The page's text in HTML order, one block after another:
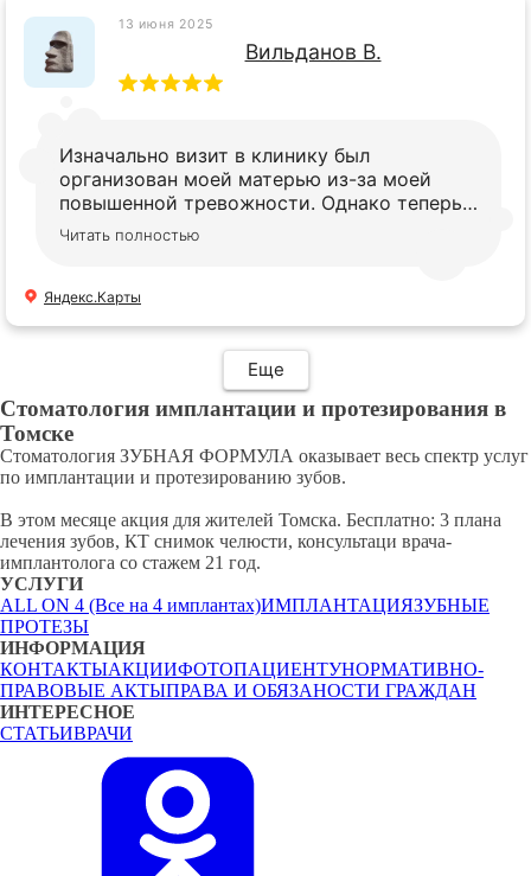
13 июня 2025
Вильданов В.
Изначально визит в клинику был
организован моей матерью из-за моей
повышенной тревожности. Однако теперь
я с уверенностью могу заявить, что мои
Мне предложили анестезию для
комфортного проведения процедуры, и
лечение зуба прошло успешно за один
стоматологической помощью.
Читать полностью
Яндекс.Карты
Еще
Стоматология имплантации и протезирования в
Томске
Стоматология ЗУБНАЯ ФОРМУЛА оказывает весь спектр услуг
по имплантации и протезированию зубов.
В этом месяце акция для жителей Томска. Бесплатно: 3 плана
лечения зубов, КТ снимок челюсти, консультаци врача-
имплантолога со стажем 21 год.
УСЛУГИ
ALL ON 4 (Все на 4 имплантах)ИМПЛАНТАЦИЯЗУБНЫЕ
ПРОТЕЗЫ
ИНФОРМАЦИЯ
КОНТАКТЫАКЦИИФОТОПАЦИЕНТУНОРМАТИВНО-
ПРАВОВЫЕ АКТЫПРАВА И ОБЯЗАНОСТИ ГРАЖДАН
ИНТЕРЕСНОЕ
СТАТЬИВРАЧИ